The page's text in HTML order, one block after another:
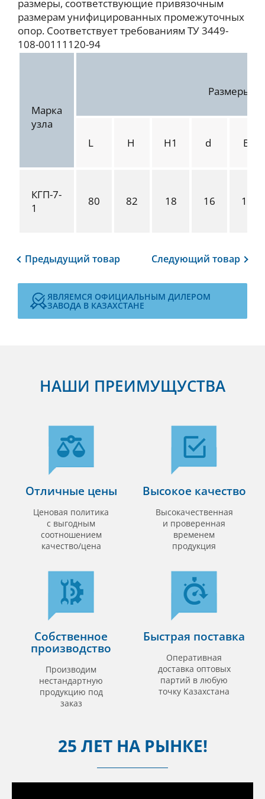
размеры, соответствующие привязочным
размерам унифицированных промежуточных
опор. Соответствует требованиям ТУ 3449-
108-00111120-94
Марка
узла
Размеры,
L H H1 d В
КГП-7-
1
80 82 18 16 17
Предыдущий товар Следующий товар
ЯВЛЯЕМСЯ ОФИЦИАЛЬНЫМ ДИЛЕРОМ
ЗАВОДА В КАЗАХСТАНЕ
НАШИ ПРЕИМУЩУСТВА
Отличные цены
Ценовая политика
с выгодным
соотношением
качество/цена
Высокое качество
Высокачественная
и проверенная
временем
продукция
Собственное
производство
Производим
нестандартную
продукцию под
заказ
Быстрая поставка
Оперативная
доставка оптовых
партий в любую
точку Казахстана
25 ЛЕТ НА РЫНКЕ!